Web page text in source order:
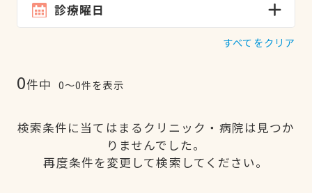
診療曜日
すべてをクリア
0件中 0〜0件を表示
検索条件に当てはまるクリニック・病院は見つか
りませんでした。
再度条件を変更して検索してください。